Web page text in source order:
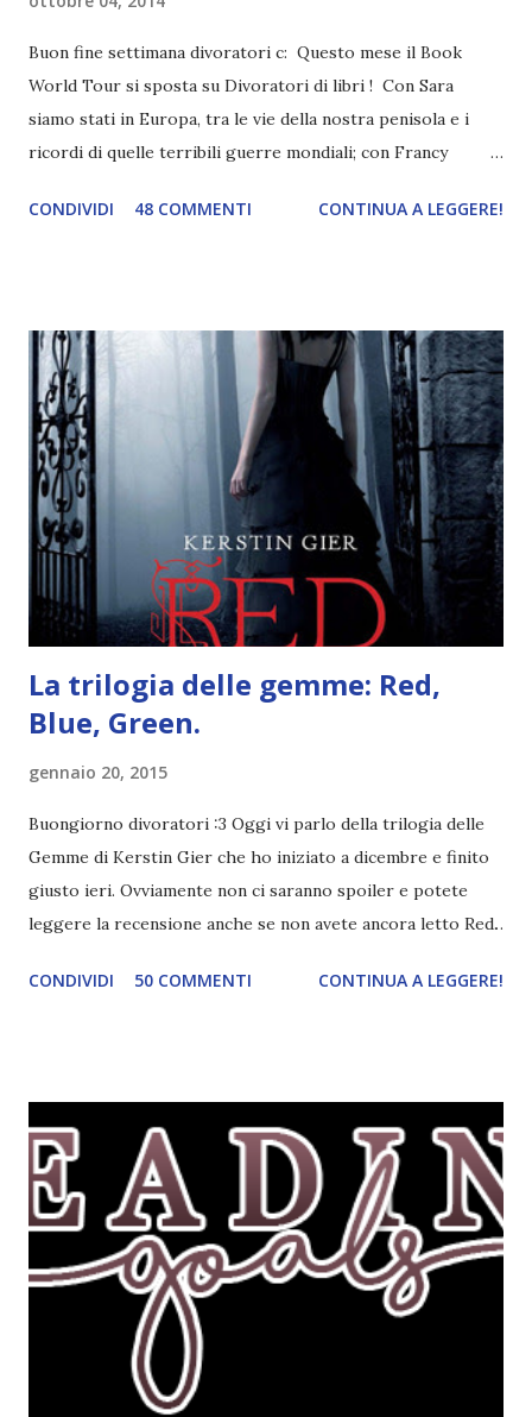
Buon fine settimana divoratori c: Questo mese il Book
World Tour si sposta su Divoratori di libri ! Con Sara
siamo stati in Europa, tra le vie della nostra penisola e i
ricordi di quelle terribili guerre mondiali; con Francy
abbiamo vagato nella savana. Ora preparate le valigie che si
obiettivi! OBIETTIVI Iniziamo con un obiettivo facile facile:
un libro ambientato in Australia . Mare, mare, mare !
L'Oceania è circondata dal mare! Un libro nel quale il mare è
l'elemento fondamentale. Un libro sulle sirene, un libro con
protagonisti dei surfisti.. un libro importante nella storia
della letteratura australiana, neozelandese, ecc . l'Oceania
è ricca di natura! Leggete un libro con una cover molto, ...
CONDIVIDI 48 COMMENTI CONTINUA A LEGGERE!
La trilogia delle gemme: Red,
Blue, Green.
gennaio 20, 2015
Buongiorno divoratori :3 Oggi vi parlo della trilogia delle
Gemme di Kerstin Gier che ho iniziato a dicembre e finito
giusto ieri. Ovviamente non ci saranno spoiler e potete
leggere la recensione anche se non avete ancora letto Red.
Green sono state delle letture molto piacevoli ma non
potete capire le mie aspettative! Innanzitutto, se la Gier o
la ce avesse deciso di pubblicare la trilogia in un unico libro,
probabilmente lo avrei apprezzato molto di più. Red è
molto introduttivo, nel senso che in trecento pagine non
succede un bel niente. E non ha nemmeno un finale ._.
finisce esattamente nel bel mezzo della storia (anzi, quale
"mezzo" della storia? Questa storia ha praticamente solo
l'inizio!). Stessa cosa con Blue , stessa...
CONDIVIDI 50 COMMENTI CONTINUA A LEGGERE!